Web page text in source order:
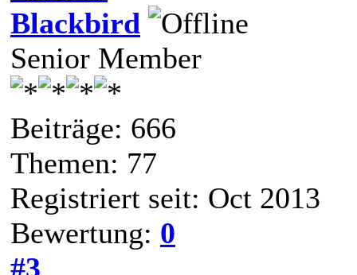
Blackbird
Senior Member
Beiträge: 666
Themen: 77
Registriert seit: Oct 2013
Bewertung: 0
#3